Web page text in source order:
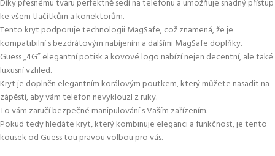
Díky přesnému tvaru perfektně sedí na telefonu a umožňuje snadný přístup
ke všem tlačítkům a konektorům.
Tento kryt podporuje technologii MagSafe, což znamená, že je
kompatibilní s bezdrátovým nabíjením a dalšími MagSafe doplňky.
Guess „4G” elegantní potisk a kovové logo nabízí nejen decentní, ale také
luxusní vzhled.
Kryt je doplněn elegantním korálovým poutkem, který můžete nasadit na
zápěstí, aby vám telefon nevyklouzl z ruky.
To vám zaručí bezpečné manipulování s Vaším zařízením.
Pokud tedy hledáte kryt, který kombinuje eleganci a funkčnost, je tento
kousek od Guess tou pravou volbou pro vás.